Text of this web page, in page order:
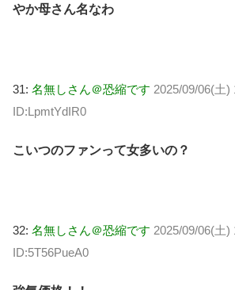
やか母さん名なわ
31: 名無しさん＠恐縮です 2025/09/06(土)
ID:LpmtYdIR0
こいつのファンって女多いの？
32: 名無しさん＠恐縮です 2025/09/06(土)
ID:5T56PueA0